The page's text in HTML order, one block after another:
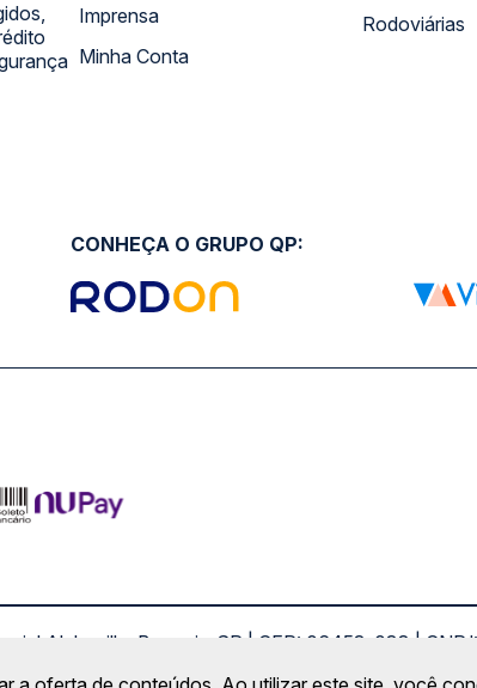
Imprensa
Minha Conta
Rodoviárias
CONHEÇA O GRUPO QP:
Alphaville, Barueri - SP | CEP: 06453-038 |
Copyright 2026 © QueroPassagem.com.br